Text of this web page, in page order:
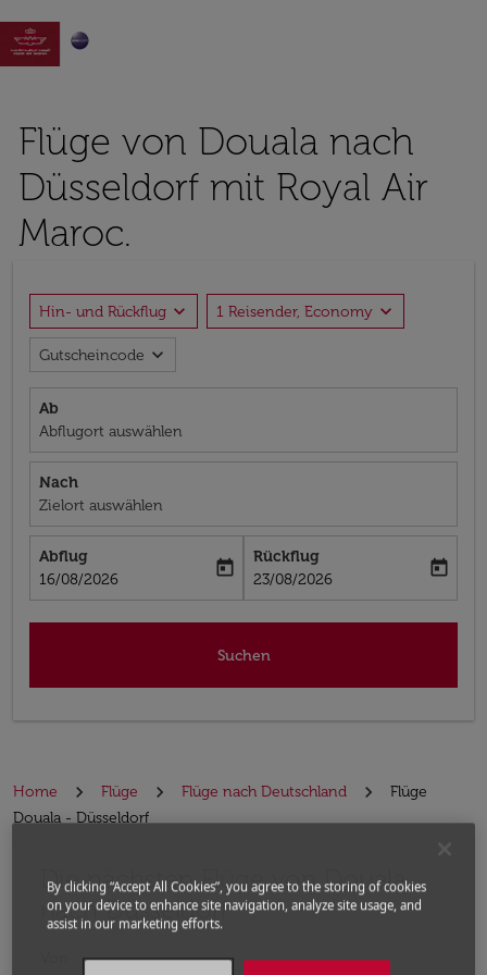

Flüge von Douala nach
Düsseldorf mit Royal Air
Maroc.
Hin- und Rückflug expand_more 1 Reisender, Economy expand_more
Gutscheincode expand_more
Ab
Abflugort auswählen
Nach
Zielort auswählen
Abflug
fc-booking-departure-date-aria-label
16/08/2026
today
Rückflug
fc-booking-return-date-aria-label
23/08/2026
today
Suchen
Home Flüge Flüge nach Deutschland
Flüge
Douala - Düsseldorf
Die nächsten Flüge von Douala
nach Düsseldorf
Bitte ändern Sie Ihre gewünschte Route (Abflugort
By clicking “Accept All Cookies”, you agree to the storing of cookies
on your device to enhance site navigation, analyze site usage, and
assist in our marketing efforts.